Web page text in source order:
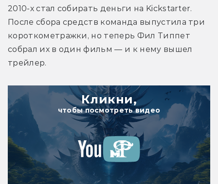
2010-х стал собирать деньги на Kickstarter.
После сбора средств команда выпустила три
короткометражки, но теперь Фил Типпет
собрал их в один фильм — и к нему вышел
трейлер.
Кликни,
чтобы посмотреть видео